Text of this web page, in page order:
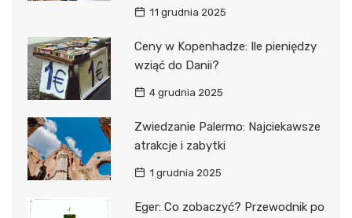
11 grudnia 2025
Ceny w Kopenhadze: Ile pieniędzy
wziąć do Danii?
4 grudnia 2025
Zwiedzanie Palermo: Najciekawsze
atrakcje i zabytki
1 grudnia 2025
Eger: Co zobaczyć? Przewodnik po